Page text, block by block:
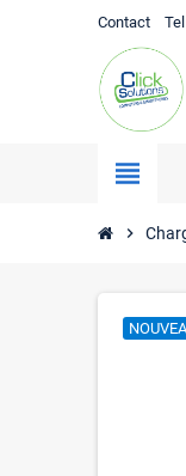
Contact Tel
view_headline
chevron_right